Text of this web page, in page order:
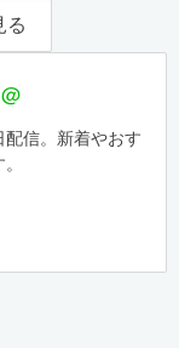
る
信。新着やおす